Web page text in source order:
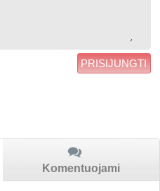
PRISIJUNGTI
Komentuojami